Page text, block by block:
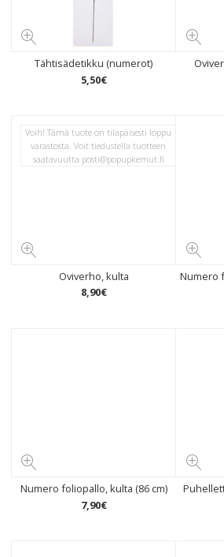
Tähtisädetikku (numerot)
5,50€
Oviverho, kulta
8,90€
Voih! Tämä tuote on tilapäisesti loppu
varastosta. Voit tiedustella tuotteen
saatavuutta posti@popupkemut.fi
Numero
Numero foliopallo, kulta (86 cm)
7,90€